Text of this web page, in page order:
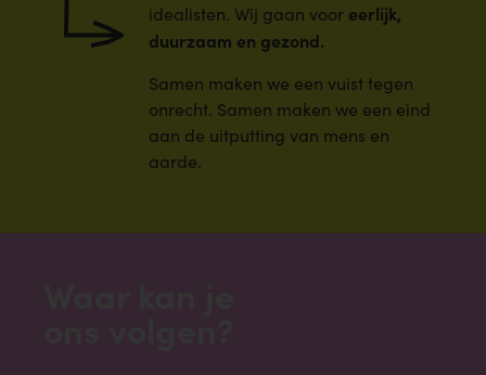
idealisten. Wij gaan voor eerlijk,
duurzaam en gezond.
Samen maken we een vuist tegen
onrecht. Samen maken we een eind
aan de uitputting van mens en
aarde.